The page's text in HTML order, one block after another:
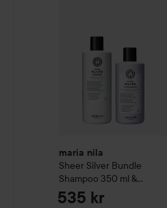
maria nila
Sheer Silver Bundle
Shampoo 350 ml &
Conditione 300 ml
535 kr